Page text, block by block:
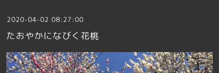
2020-04-02 08:27:00
たおやかになびく花桃